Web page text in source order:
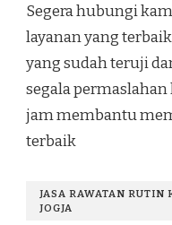
Segera hubungi
layanan yang
yang sudah teruji
segala
jam membantu
terbaik
JASA RAWATAN RUTIN
JOGJA